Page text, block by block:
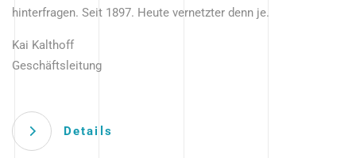
hinterfragen. Seit 1897. Heute vernetzter denn je.
Kai Kalthoff
Geschäftsleitung
Details